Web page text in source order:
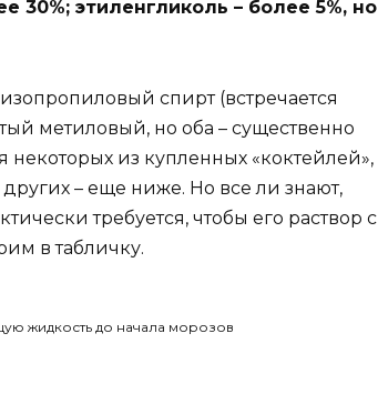
30%; этиленгликоль – более 5%, но
спирт (встречается
метиловый, но оба – существенно
из купленных «коктейлей»,
других – еще ниже. Но все ли знают,
требуется, чтобы его раствор с
в табличку.